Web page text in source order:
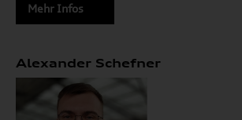
Mehr Infos
Alexander Schefner